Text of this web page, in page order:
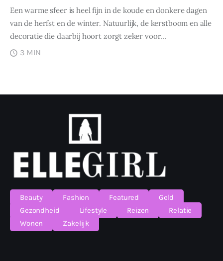
Een warme sfeer is heel fijn in de koude en donkere dagen
van de herfst en de winter. Natuurlijk, de kerstboom en alle
decoratie die daarbij hoort zorgt zeker voor…
3 MIN
Beauty Fashion Featured
Geld
Gezondheid
Lifestyle Reizen
Relatie
Wonen
Zakelijk